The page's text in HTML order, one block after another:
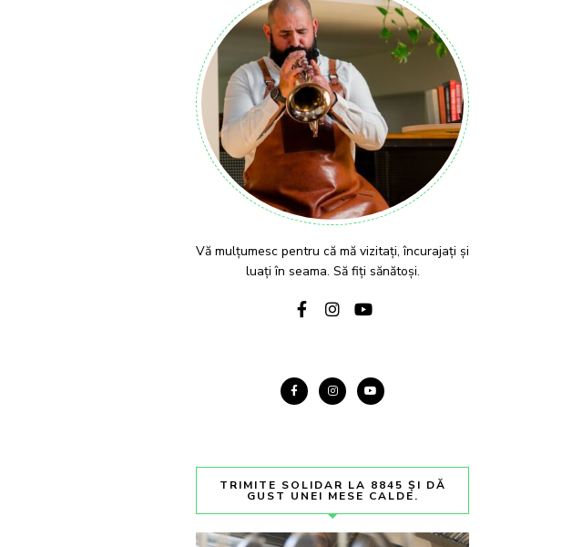
Vă mulțumesc pentru că mă vizitați, încurajați și
luați în seama. Să fiți sănătoși.
TRIMITE SOLIDAR LA 8845 ȘI DĂ
GUST UNEI MESE CALDE.